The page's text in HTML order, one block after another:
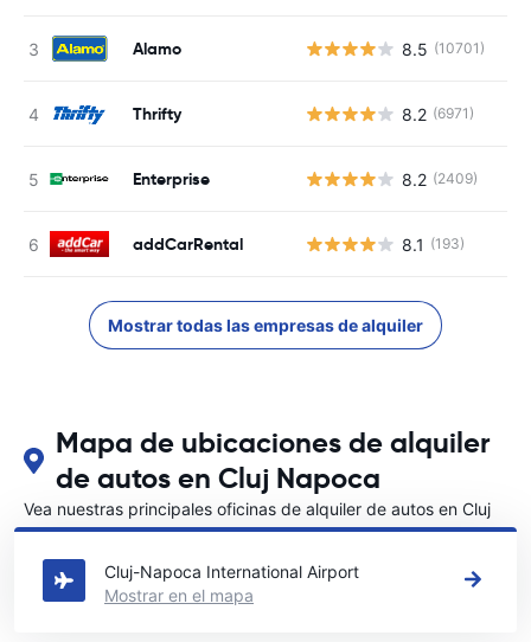
Alamo 8.5 (10701)
Thrifty 8.2 (6971)
Enterprise 8.2 (2409)
addCarRental 8.1 (193)
Mostrar todas las empresas de alquiler
Mapa de ubicaciones de alquiler
de autos en Cluj Napoca
Vea nuestras principales oficinas de alquiler de autos en Cluj
Napoca
Cluj-Napoca International Airport
Mostrar en el mapa